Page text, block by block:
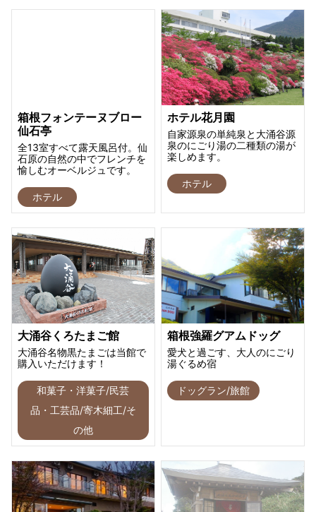
箱根フォンテーヌブロー
仙石亭
全13室すべて露天風呂付。仙
石原の自然の中でフレンチを
愉しむオーベルジュです。
ホテル
ホテル花月園
自家源泉の単純泉と大涌谷源
泉のにごり湯の二種類の湯が
楽しめます。
ホテル
大涌谷くろたまご館
大涌谷名物黒たまごは当館で
購入いただけます！
和菓子・洋菓子/民芸
品・工芸品/寄木細工/そ
の他
箱根強羅グアムドッグ
愛犬と過ごす、大人のにごり
湯ぐるめ宿
ドッグラン/旅館